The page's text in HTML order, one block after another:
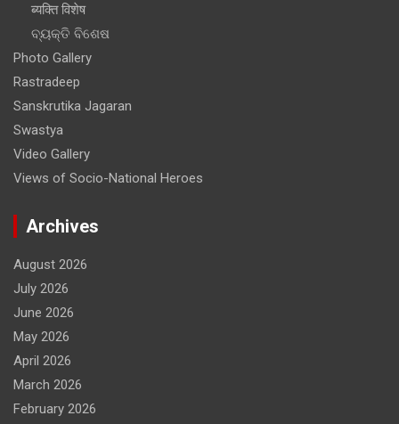
ब्यक्ति विशेष
ବ୍ୟକ୍ତି ବିଶେଷ
Photo Gallery
Rastradeep
Sanskrutika Jagaran
Swastya
Video Gallery
Views of Socio-National Heroes
Archives
August 2026
July 2026
June 2026
May 2026
April 2026
March 2026
February 2026